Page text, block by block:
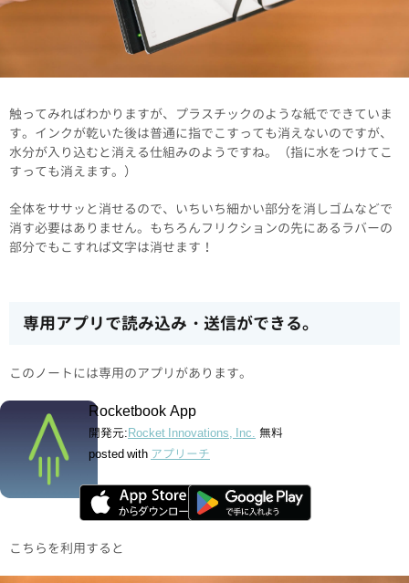
触ってみればわかりますが、プラスチックのような紙でできていま
す。インクが乾いた後は普通に指でこすっても消えないのですが、
水分が入り込むと消える仕組みのようですね。（指に水をつけてこ
すっても消えます。）
全体をササッと消せるので、いちいち細かい部分を消しゴムなどで
消す必要はありません。もちろんフリクションの先にあるラバーの
部分でもこすれば文字は消せます！
専用アプリで読み込み・送信ができる。
このノートには専用のアプリがあります。
Rocketbook App
開発元:Rocket Innovations, Inc. 無料
posted with アプリーチ
こちらを利用すると